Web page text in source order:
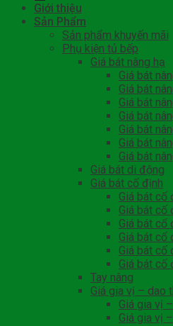
Giới thiệu
Sản Phẩm
Sản phẩm khuyến mãi
Phụ kiện tủ bếp
Giá bát nâng hạ
Giá bát
Giá bát
Giá bát
Giá bát
Giá bát
Giá bát
Giá bát
Giá bát di động
Giá bát cố định
Giá bát cố
Giá bát cố
Giá bát cố
Giá bát cố
Giá bát cố
Giá bát cố
Tay nâng
Giá gia vị – dao
Giá gia vị
Giá gia vị